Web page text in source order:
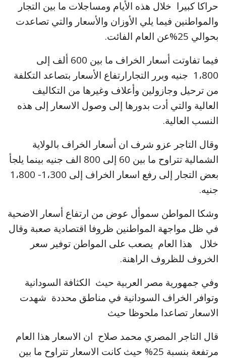
حراكا كبيرا خلال هذه الأيام ومساجلات ما بين التجار
والمواطنين فيما يلي الأوزان والأسعار والتي تصاعدت
بحوالي 25%عن العام الفائت.
فيما تفاوتت أسعار الخراف ما بين 600 ألف إلى
1،800 جنيه وبرر التجارارتفاع الأسعار بتصاعد التكلفة
من ترحيل وجازولين وأعلاف وغيرها من التكاليف
العالية والتي أدت بدورها إلى وصول الاسعار إلى هذه
النسب العالية.
وقال التاجر عزو شرف ان أسعار الخراف بالولاية
الشمالية تتراوح ما بين 60 إلى 800 الف جنيه بينما يلجأ
بعض التجار إلى رفع اسعار الخراف إلى 1،300- 1،800
جنيه.
وشكا المواطن سموأل عوض من ارتفاع أسعار الاضحية
في ظل مواجهة المواطنين ظروفا اقتصادية صعبة وقال
خلال هذا العام يصعب على المواطن توفير سعر
الخروف للظروف الراهنة.
وفي جمهورية مصر العربية حيث الكثافة السودانية
وتوافر الخراف السودانية في مناطق محددة شهدت
الاسعار تصاعدا ملحوظا حيث
قال التاجر المصري محمد صلاح ان الاسعار هذا العام
مرتفعة بنسبة 25% حيث كانت الاسعار تتراوح ما بين